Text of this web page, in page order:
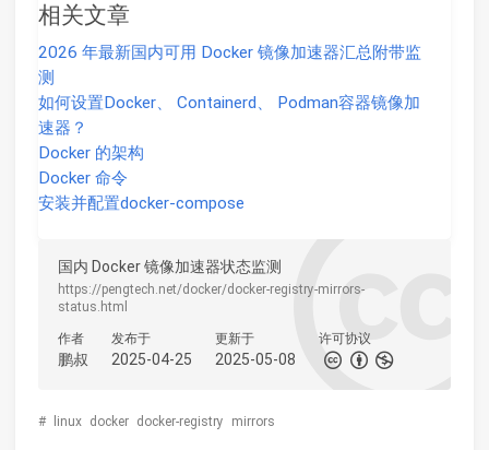
相关文章
2026 年最新国内可用 Docker 镜像加速器汇总附带监
测
如何设置Docker、 Containerd、 Podman容器镜像加
速器？
Docker 的架构
Docker 命令
安装并配置docker-compose
国内 Docker 镜像加速器状态监测
https://pengtech.net/docker/docker-registry-mirrors-
status.html
作者
鹏叔
发布于
2025-04-25
更新于
2025-05-08
许可协议
# linux docker docker-registry mirrors